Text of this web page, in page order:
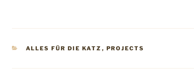
KATEGORIEN
ALLES FÜR DIE KATZ , PROJECTS